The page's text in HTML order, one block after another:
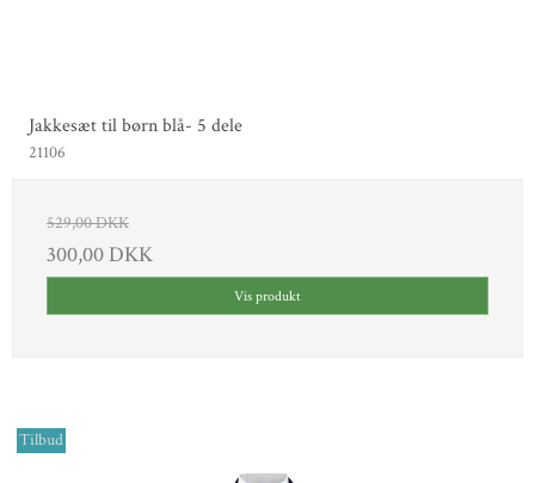
Jakkesæt til børn blå- 5 dele
21106
529,00 DKK
300,00 DKK
Vis produkt
Tilbud